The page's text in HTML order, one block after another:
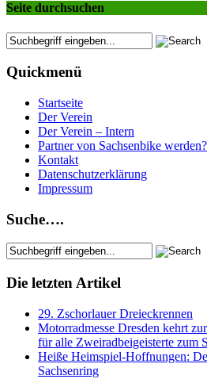
Seite durchsuchen
Quickmenü
Startseite
Der Verein
Der Verein – Intern
Partner von Sachsenbike werden?
Kontakt
Datenschutzerklärung
Impressum
Suche….
Die letzten Artikel
29. Zschorlauer Dreieckrennen
Motorradmesse Dresden kehrt
für alle Zweiradbeigeisterte zum
Heiße Heimspiel-Hoffnungen:
Sachsenring